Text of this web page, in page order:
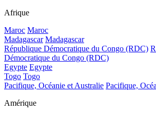
Afrique
Maroc Maroc
Madagascar Madagascar
République Démocratique du Congo (RDC)
Démocratique du Congo (RDC)
Egypte Egypte
Togo Togo
Pacifique, Océanie et Australie Pacifique,
Amérique